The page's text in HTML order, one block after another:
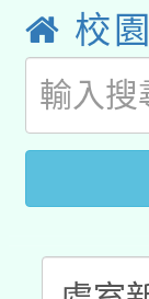
用
動
桃
開
校